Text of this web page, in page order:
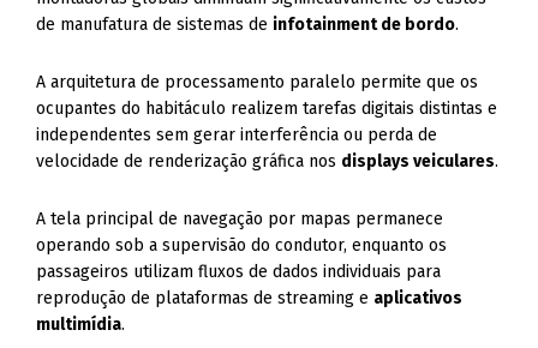
de manufatura de sistemas de infotainment de bordo.
A arquitetura de processamento paralelo permite que os
ocupantes do habitáculo realizem tarefas digitais distintas e
independentes sem gerar interferência ou perda de
velocidade de renderização gráfica nos displays veiculares.
A tela principal de navegação por mapas permanece
operando sob a supervisão do condutor, enquanto os
passageiros utilizam fluxos de dados individuais para
reprodução de plataformas de streaming e aplicativos
multimídia.